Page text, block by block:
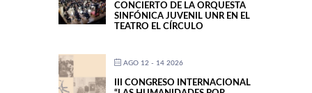
CONCIERTO DE LA ORQUESTA
SINFÓNICA JUVENIL UNR EN EL
TEATRO EL CÍRCULO
AGO 12 - 14 2026
III CONGRESO INTERNACIONAL